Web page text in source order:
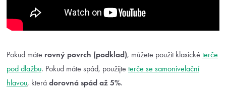
Pokud máte rovný povrch (podklad), můžete použít klasické terče
pod dlažbu. Pokud máte spád, použijte terče se samonivelační
hlavou, která dorovná spád až 5%.